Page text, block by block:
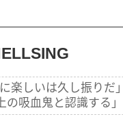
楽しいは久し振りだ
の吸血鬼と認識する」